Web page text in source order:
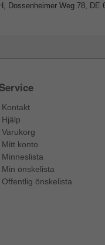
Dossenheimer Weg 78, DE
Service
Kontakt
Hjälp
Varukorg
Mitt konto
Minneslista
Min önskelista
Offentlig önskelista